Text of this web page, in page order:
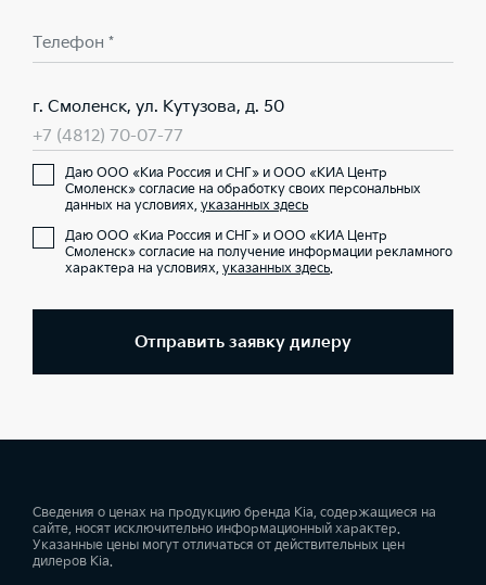
Телефон *
г. Смоленск, ул. Кутузова, д. 50
+7 (4812) 70-07-77
Даю ООО «Киа Россия и СНГ» и ООО «КИА Центр
Смоленск» согласие на обработку своих персональных
данных на условиях, указанных здесь
Даю ООО «Киа Россия и СНГ» и ООО «КИА Центр
Смоленск» согласие на получение информации рекламного
характера на условиях, указанных здесь.
Отправить заявку дилеру
Сведения о ценах на продукцию бренда Kia, содержащиеся на
сайте, носят исключительно информационный характер.
Указанные цены могут отличаться от действительных цен
дилеров Kia.